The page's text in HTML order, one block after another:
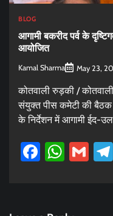
BLOG
आगामी बकरीद पर्व के
आयोजित
Kamal Sharma May 23,
कोतवाली रुड़की /
संयुक्त पीस कमेटी की बैठक
के निर्देशन में आगामी ईद-